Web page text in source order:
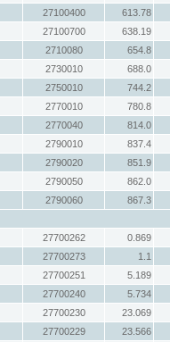
27100400
613.78
27100700
638.19
2710080
654.8
2730010
688.0
2750010
744.2
2770010
780.8
2770040
814.0
2790010
837.4
2790020
851.9
2790050
862.0
2790060
867.3
27700262
0.869
27700273
1.1
27700251
5.189
27700240
5.734
27700230
23.069
27700229
23.566